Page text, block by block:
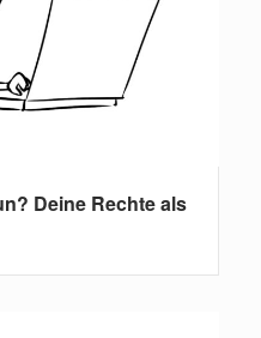
Deine Rechte als